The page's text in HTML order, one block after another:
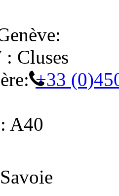
: Cluses
+33
A40